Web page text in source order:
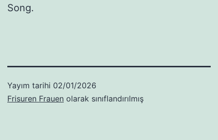
Song.
Yayım tarihi 02/01/2026
Frisuren Frauen olarak sınıflandırılmış